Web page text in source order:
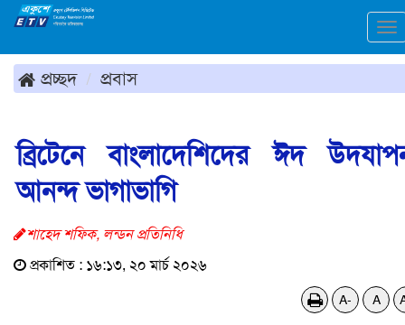
প্রচ্ছদ প্রবাস
ব্রিটেনে বাংলাদেশিদের ঈদ
আনন্দ ভাগাভাগি
শাহেদ শফিক, লন্ডন প্রতিনিধি
প্রকাশিত : ১৬:১৩, ২০ মার্চ ২০২৬
A- A